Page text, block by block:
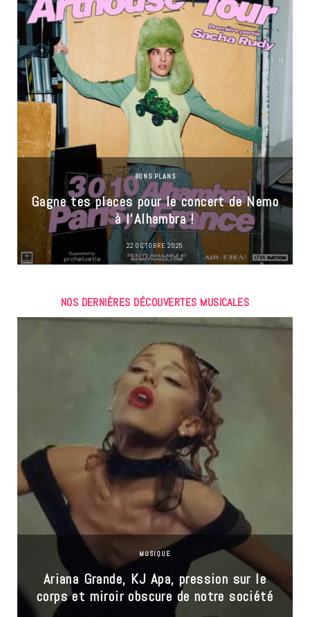
BONS PLANS
Gagne tes places pour le concert de Nemo
à l’Alhambra !
22 OCTOBRE 2025
NOS DERNIÈRES DÉCOUVERTES MUSICALES
MUSIQUE
Ariana Grande, KJ Apa, pression sur le
corps et miroir obscure de notre société